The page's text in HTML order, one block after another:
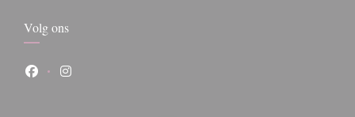
Volg ons
Facebook ((opent in een nieuw venster))
Instagram ((opent in een nieuw venster))